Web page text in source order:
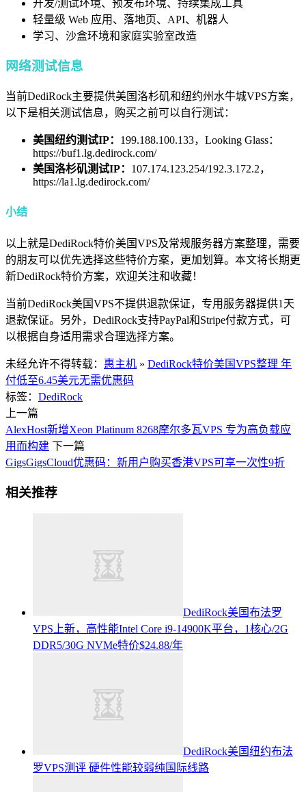
开发/测试环境、预发布环境、持续集成工具
轻量级 Web 应用、落地页、API、机器人
学习、沙盒环境和家庭实验室改造
网络测试信息
当前DediRock主要提供美国洛杉矶和纽约州水牛城VPS方案，
以下是相关测试信息，购买之前可以自行测试：
美国纽约测试IP： 199.188.100.133， Looking Glass：
https://buf1.lg.dedirock.com/
美国洛杉矶测试IP： 107.174.123.254/192.3.172.2，
https://la1.lg.dedirock.com/
小结
以上就是DediRock特价美国VPS及常规服务器方案整理，需要
的朋友可以优先选择这些特价方案，更加划算。本文将长期更
新DediRock特价方案，欢迎关注和收藏！
当前DediRock美国VPS不提供退款保证，专用服务器提供1天
退款保证。另外，DediRock支持PayPal和Stripe付款方式，可
以根据自身适用需求合理选择方案。
未经允许不得转载： 惠主机 » DediRock特价美国VPS整理 年
付低至6.45美元无需优惠码
标签： DediRock
上一篇
AlexHost新增Xeon Platinum 8268摩尔多瓦VPS 专为高负载应
用而构建 下一篇
GigsGigsCloud优惠码：新用户购买香港VPS可享一次性9折
相关推荐
DediRock美国布法罗
VPS上新，高性能Intel Core i9-14900K平台，1核心/2G
DDR5/30G NVMe特价$24.88/年
DediRock美国纽约布法
罗VPS测评 硬件性能较弱纯国际线路